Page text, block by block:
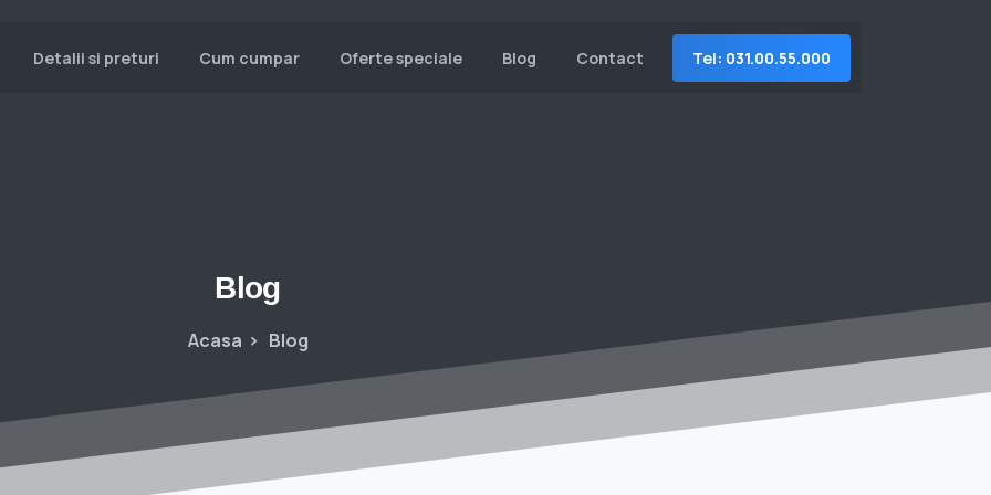
Detalii si preturi Cum cumpar Oferte speciale Blog Contact Tel: 031.00.55.000
Blog
Acasa Blog